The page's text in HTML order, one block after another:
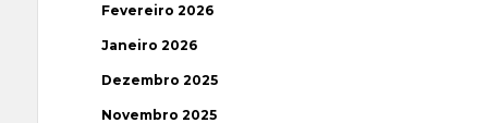
Fevereiro 2026
Janeiro 2026
Dezembro 2025
Novembro 2025